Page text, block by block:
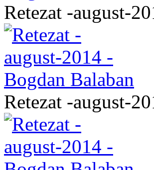
Retezat -august-
Retezat -august-